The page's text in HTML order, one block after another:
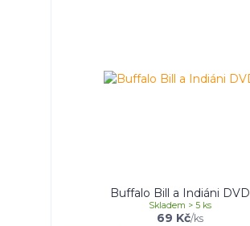
Buffalo Bill a Indiáni DVD
69 Kč/ks
Skladem > 5 ks